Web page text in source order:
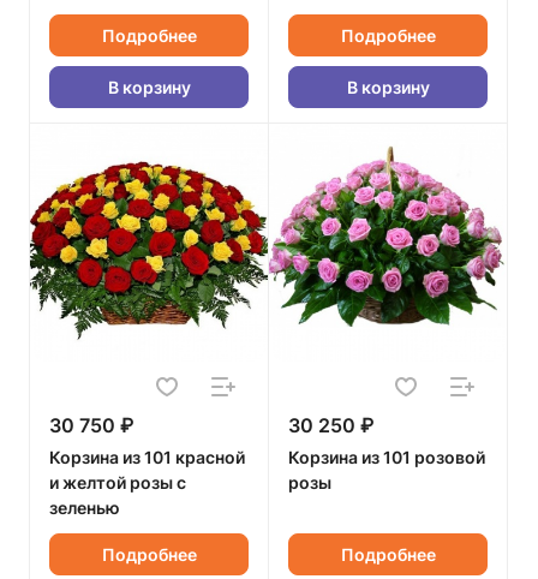
Подробнее
В корзину
Подробнее
В корзину
30 750 ₽
Корзина из 101 красной
и желтой розы с
зеленью
Подробнее
30 250 ₽
Корзина из 101 розовой
розы
Подробнее